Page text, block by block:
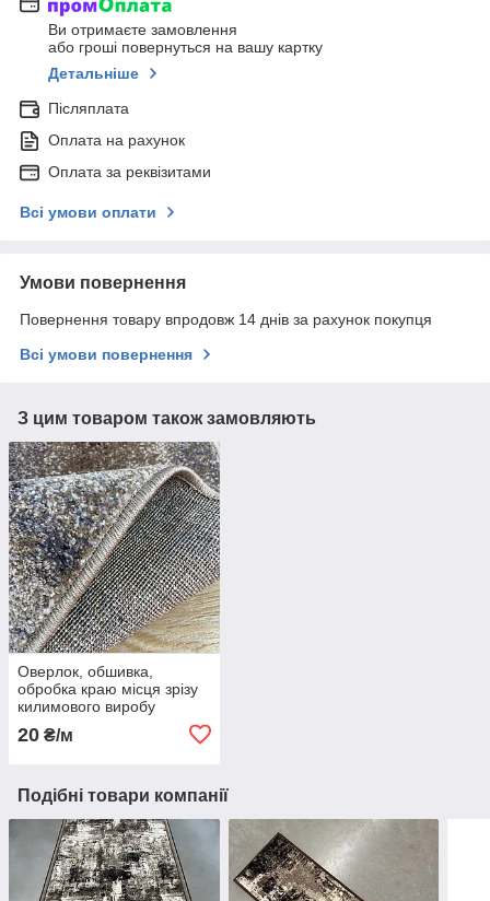
Ви отримаєте замовлення
або гроші повернуться на вашу картку
Детальніше
Післяплата
Оплата на рахунок
Оплата за реквізитами
Всі умови оплати
Умови повернення
Повернення товару впродовж 14 днів за рахунок покупця
Всі умови повернення
З цим товаром також замовляють
Оверлок, обшивка,
обробка краю місця зрізу
килимового виробу
20 ₴/м
Подібні товари компанії